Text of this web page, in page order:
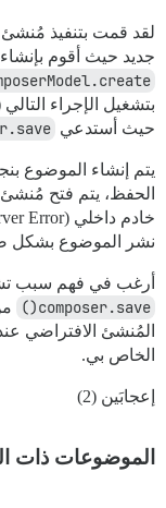
جديد حيث أقوم
حيث أستدعي
يتم إنشاء الموضوع
نشر الموضوع بشكل
أرغب في فهم سبب
composer.save()
المُنشئ الافتراضي
الخاص بي.
إعجابَين (2)
الموضوعات ذات